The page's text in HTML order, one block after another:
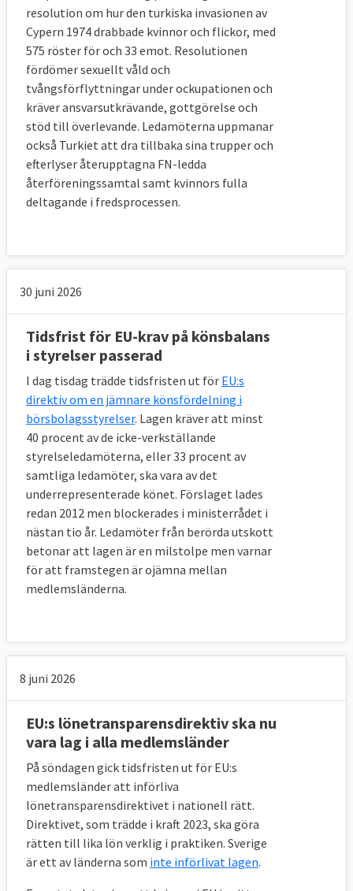
resolution om hur den turkiska invasionen av
Cypern 1974 drabbade kvinnor och flickor, med
575 röster för och 33 emot. Resolutionen
fördömer sexuellt våld och
tvångsförflyttningar under ockupationen och
kräver ansvarsutkrävande, gottgörelse och
stöd till överlevande. Ledamöterna uppmanar
också Turkiet att dra tillbaka sina trupper och
efterlyser återupptagna FN-ledda
återföreningssamtal samt kvinnors fulla
deltagande i fredsprocessen.
30 juni 2026
Tidsfrist för EU-krav på könsbalans
i styrelser passerad
I dag tisdag trädde tidsfristen ut för EU:s
direktiv om en jämnare könsfördelning i
börsbolagsstyrelser. Lagen kräver att minst
40 procent av de icke-verkställande
styrelseledamöterna, eller 33 procent av
samtliga ledamöter, ska vara av det
underrepresenterade könet. Förslaget lades
redan 2012 men blockerades i ministerrådet i
nästan tio år. Ledamöter från berörda utskott
betonar att lagen är en milstolpe men varnar
för att framstegen är ojämna mellan
medlemsländerna.
8 juni 2026
EU:s lönetransparensdirektiv ska nu
vara lag i alla medlemsländer
På söndagen gick tidsfristen ut för EU:s
medlemsländer att införliva
lönetransparensdirektivet i nationell rätt.
Direktivet, som trädde i kraft 2023, ska göra
rätten till lika lön verklig i praktiken. Sverige
är ett av länderna som inte införlivat lagen.